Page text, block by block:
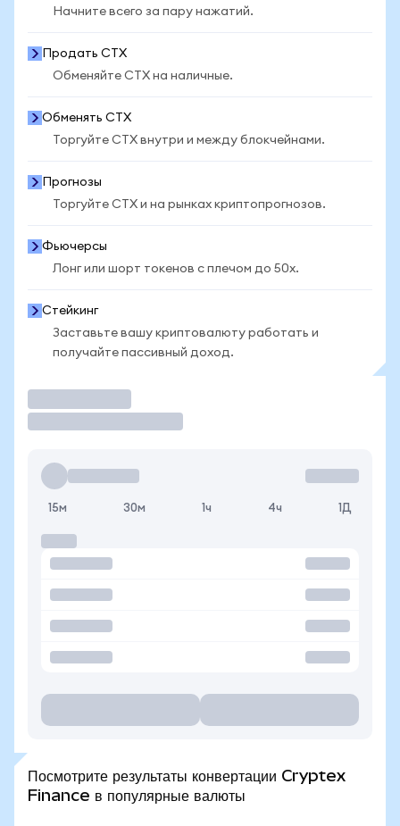
Начните всего за пару нажатий.
Продать CTX
Обменяйте CTX на наличные.
Обменять CTX
Торгуйте CTX внутри и между блокчейнами.
Прогнозы
Торгуйте CTX и на рынках криптопрогнозов.
Фьючерсы
Лонг или шорт токенов с плечом до 50x.
Стейкинг
Заставьте вашу криптовалюту работать и
получайте пассивный доход.
15м 30м 1ч 4ч 1Д
Посмотрите результаты конвертации Cryptex
Finance в популярные валюты